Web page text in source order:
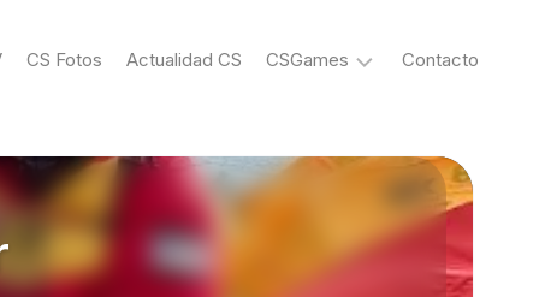
CS Fotos Actualidad CS CSGames Contacto